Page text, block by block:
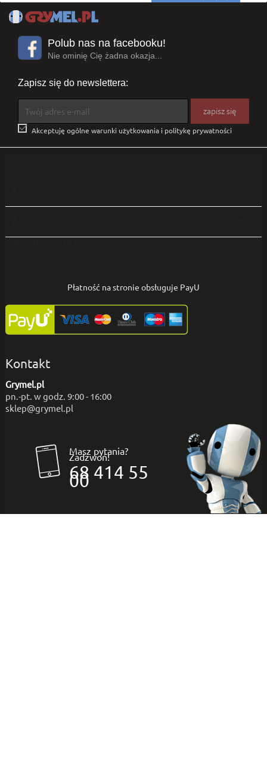
Polub nas na facebooku!
Nie ominię Cię żadna okazja...
Zapisz się do newslettera:
 Akceptuję ogólne warunki użytkowania i politykę prywatności
Płatność na stronie obsługuje PayU
Kontakt
Grymel.pl
pn.-pt. w godz. 9:00 - 16:00
sklep@grymel.pl
Masz pytania?
Zadzwoń!
68 414 55
00